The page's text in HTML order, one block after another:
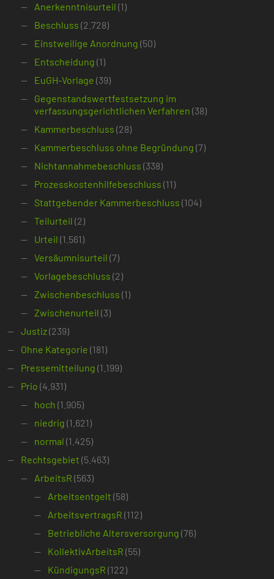
Anerkenntnisurteil (1)
Beschluss (2.728)
Einstweilige Anordnung (50)
Entscheidung (1)
EuGH-Vorlage (39)
Gegenstandswertfestsetzung im
verfassungsgerichtlichen Verfahren (38)
Kammerbeschluss (28)
Kammerbeschluss ohne Begründung (7)
Nichtannahmebeschluss (338)
Prozesskostenhilfebeschluss (11)
Stattgebender Kammerbeschluss (104)
Teilurteil (2)
Urteil (1.561)
Versäumnisurteil (7)
Vorlagebeschluss (2)
Zwischenbeschluss (1)
Zwischenurteil (3)
Justiz(239)
Ohne Kategorie (181)
Pressemitteilung (1.199)
Prio (4.931)
hoch (1.905)
niedrig (1.621)
normal (1.425)
Rechtsgebiet (5.463)
ArbeitsR (563)
Arbeitsentgelt (58)
ArbeitsvertragsR (112)
Betriebliche Altersversorgung (76)
KollektivArbeitsR (55)
KündigungsR (122)